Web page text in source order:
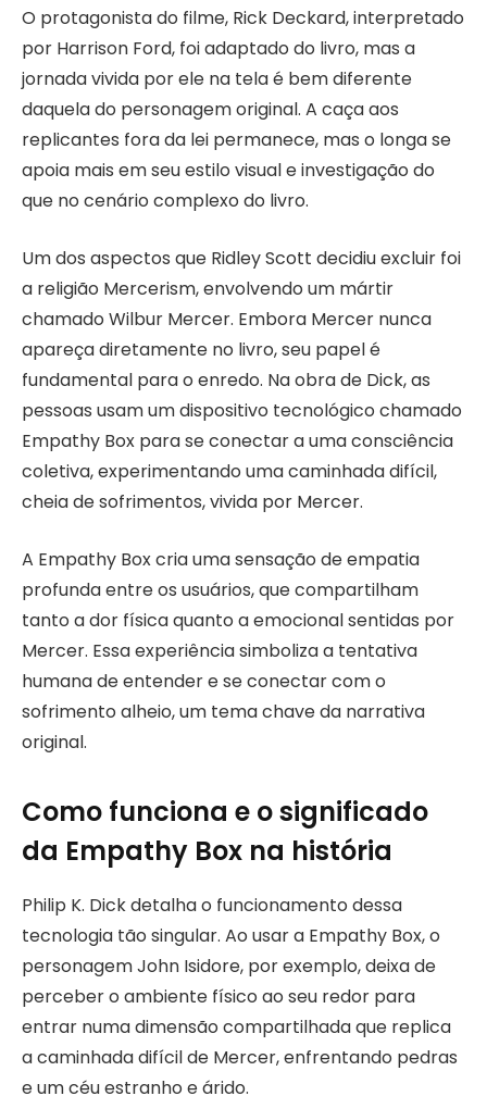
O protagonista do filme, Rick Deckard, interpretado
por Harrison Ford, foi adaptado do livro, mas a
jornada vivida por ele na tela é bem diferente
daquela do personagem original. A caça aos
replicantes fora da lei permanece, mas o longa se
apoia mais em seu estilo visual e investigação do
que no cenário complexo do livro.
Um dos aspectos que Ridley Scott decidiu excluir foi
a religião Mercerism, envolvendo um mártir
chamado Wilbur Mercer. Embora Mercer nunca
apareça diretamente no livro, seu papel é
fundamental para o enredo. Na obra de Dick, as
pessoas usam um dispositivo tecnológico chamado
Empathy Box para se conectar a uma consciência
coletiva, experimentando uma caminhada difícil,
cheia de sofrimentos, vivida por Mercer.
A Empathy Box cria uma sensação de empatia
profunda entre os usuários, que compartilham
tanto a dor física quanto a emocional sentidas por
Mercer. Essa experiência simboliza a tentativa
humana de entender e se conectar com o
sofrimento alheio, um tema chave da narrativa
original.
Como funciona e o significado
da Empathy Box na história
Philip K. Dick detalha o funcionamento dessa
tecnologia tão singular. Ao usar a Empathy Box, o
personagem John Isidore, por exemplo, deixa de
perceber o ambiente físico ao seu redor para
entrar numa dimensão compartilhada que replica
a caminhada difícil de Mercer, enfrentando pedras
e um céu estranho e árido.